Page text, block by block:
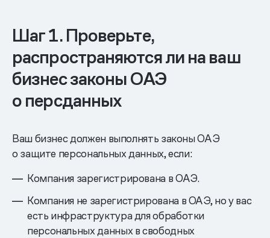
Шаг 1. Проверьте,
распространяются ли на ваш
бизнес законы ОАЭ
о персданных
Ваш бизнес должен выполнять законы ОАЭ
о защите персональных данных, если:
Компания зарегистрирована в ОАЭ.
Компания не зарегистрирована в ОАЭ, но у вас
есть инфраструктура для обработки
персональных данных в свободных